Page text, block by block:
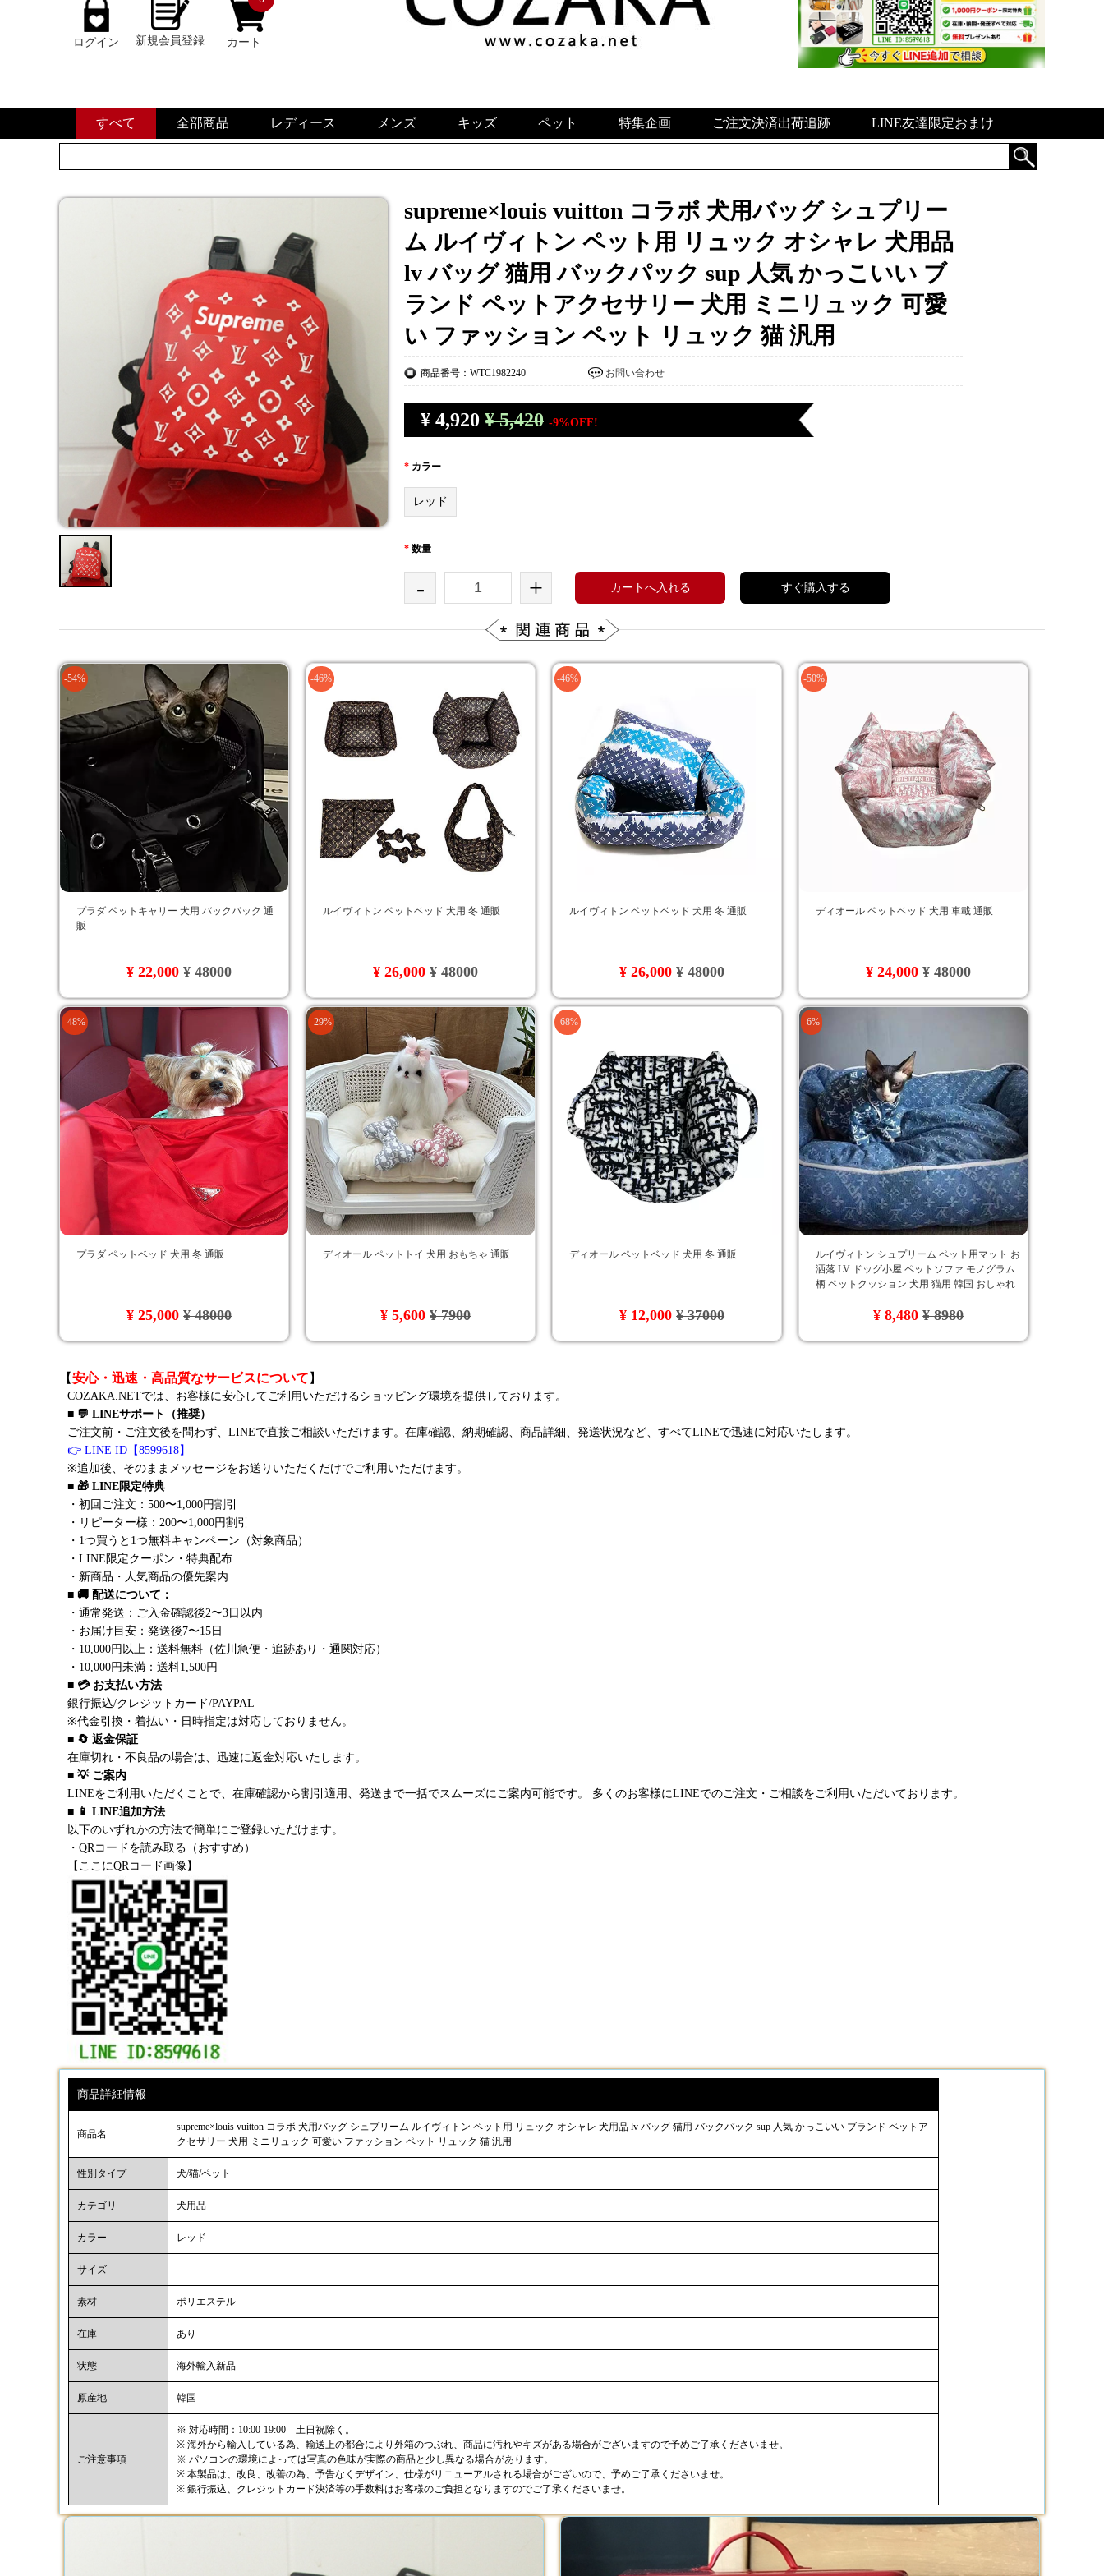
ログイン 新規会員登録 カート
すべて 全部商品 レディース メンズ キッズ ペット 特集企画 ご注文決済出荷追跡 LINE友達限定おまけ
supreme×louis vuitton コラボ 犬用バッグ シュプリー
ム ルイヴィトン ペット用 リュック オシャレ 犬用品
lv バッグ 猫用 バックパック sup 人気 かっこいい ブ
ランド ペットアクセサリー 犬用 ミニリュック 可愛
い ファッション ペット リュック 猫 汎用
商品番号：WTC1982240 お問い合わせ
¥ 4,920 ¥ 5,420 -9%OFF!
* カラー
レッド
* 数量
- + カートへ入れる すぐ購入する
-54%
プラダ ペットキャリー 犬用 バックパック 通
販
¥ 22,000¥ 48000
-46%
ルイヴィトン ペットベッド 犬用 冬 通販
¥ 26,000¥ 48000
-46%
ルイヴィトン ペットベッド 犬用 冬 通販
¥ 26,000¥ 48000
-50%
ディオール ペットベッド 犬用 車載 通販
¥ 24,000¥ 48000
-48%
プラダ ペットベッド 犬用 冬 通販
¥ 25,000¥ 48000
-29%
ディオール ペットトイ 犬用 おもちゃ 通販
¥ 5,600¥ 7900
-68%
ディオール ペットベッド 犬用 冬 通販
¥ 12,000¥ 37000
-6%
ルイヴィトン シュプリーム ペット用マット お
洒落 LV ドッグ小屋 ペットソファ モノグラム
柄 ペットクッション 犬用 猫用 韓国 おしゃれ
¥ 8,480¥ 8980
【安心・迅速・高品質なサービスについて 】
COZAKA.NETでは、お客様に安心してご利用いただけるショッピング環境を提供しております。
■ 💬 LINEサポート（推奨）
ご注文前・ご注文後を問わず、LINEで直接ご相談いただけます。在庫確認、納期確認、商品詳細、発送状況など、すべてLINEで迅速に対応いたします。
👉 LINE ID【8599618】
※追加後、そのままメッセージをお送りいただくだけでご利用いただけます。
■ 🎁 LINE限定特典
・初回ご注文：500〜1,000円割引
・リピーター様：200〜1,000円割引
・1つ買うと1つ無料キャンペーン（対象商品）
・LINE限定クーポン・特典配布
・新商品・人気商品の優先案内
■ 🚚 配送について：
・通常発送：ご入金確認後2〜3日以内
・お届け目安：発送後7〜15日
・10,000円以上：送料無料（佐川急便・追跡あり・通関対応）
・10,000円未満：送料1,500円
■ 💳 お支払い方法
銀行振込/クレジットカード/PAYPAL
※代金引換・着払い・日時指定は対応しておりません。
■ 🔄 返金保証
在庫切れ・不良品の場合は、迅速に返金対応いたします。
■ 💡 ご案内
LINEをご利用いただくことで、在庫確認から割引適用、発送まで一括でスムーズにご案内可能です。 多くのお客様にLINEでのご注文・ご相談をご利用いただいております。
■ 📱 LINE追加方法
以下のいずれかの方法で簡単にご登録いただけます。
・QRコードを読み取る（おすすめ）
【ここにQRコード画像】
商品詳細情報
商品名
supreme×louis vuitton コラボ 犬用バッグ シュプリーム ルイヴィトン ペット用 リュック オシャレ 犬用品 lv バッグ 猫用 バックパック sup 人気 かっこいい ブランド ペットア
クセサリー 犬用 ミニリュック 可愛い ファッション ペット リュック 猫 汎用
性別タイプ 犬/猫/ペット
カテゴリ 犬用品
カラー レッド
サイズ
素材 ポリエステル
在庫 あり
状態 海外輸入新品
原産地 韓国
ご注意事項
※ 対応時間：10:00-19:00 土日祝除く。
※ 海外から輸入している為、輸送上の都合により外箱のつぶれ、商品に汚れやキズがある場合がございますので予めご了承くださいませ。
※ パソコンの環境によっては写真の色味が実際の商品と少し異なる場合があります。
※ 本製品は、改良、改善の為、予告なくデザイン、仕様がリニューアルされる場合がございので、予めご了承くださいませ。
※ 銀行振込、クレジットカード決済等の手数料はお客様のご負担となりますのでご了承くださいませ。